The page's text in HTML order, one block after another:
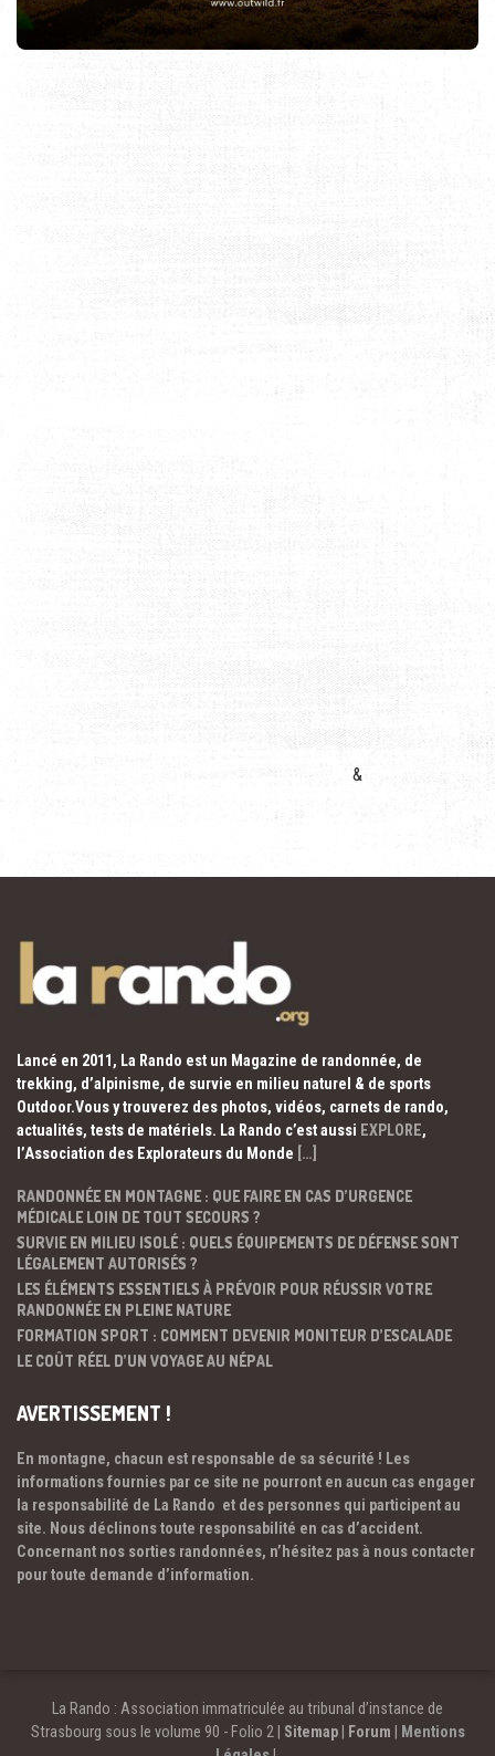
&
Lancé en 2011, La Rando est un Magazine de randonnée, de
trekking, d’alpinisme, de survie en milieu naturel & de sports
Outdoor.Vous y trouverez des photos, vidéos, carnets de rando,
actualités, tests de matériels. La Rando c’est aussi EXPLORE,
l’Association des Explorateurs du Monde […]
RANDONNÉE EN MONTAGNE : QUE FAIRE EN CAS D’URGENCE
MÉDICALE LOIN DE TOUT SECOURS ?
SURVIE EN MILIEU ISOLÉ : QUELS ÉQUIPEMENTS DE DÉFENSE SONT
LÉGALEMENT AUTORISÉS ?
LES ÉLÉMENTS ESSENTIELS À PRÉVOIR POUR RÉUSSIR VOTRE
RANDONNÉE EN PLEINE NATURE
FORMATION SPORT : COMMENT DEVENIR MONITEUR D’ESCALADE
LE COÛT RÉEL D’UN VOYAGE AU NÉPAL
AVERTISSEMENT !
En montagne, chacun est responsable de sa sécurité ! Les
informations fournies par ce site ne pourront en aucun cas engager
la responsabilité de La Rando et des personnes qui participent au
site. Nous déclinons toute responsabilité en cas d’accident.
Concernant nos sorties randonnées, n’hésitez pas à nous contacter
pour toute demande d’information.
La Rando : Association immatriculée au tribunal d’instance de
Strasbourg sous le volume 90 - Folio 2 | Sitemap| Forum
Mentions